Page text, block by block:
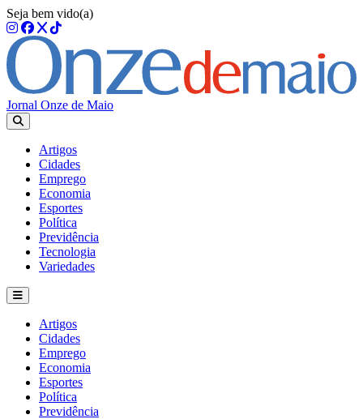
Seja bem vido(a)
Jornal Onze de Maio
Artigos
Cidades
Emprego
Economia
Esportes
Política
Previdência
Tecnologia
Variedades
Artigos
Cidades
Emprego
Economia
Esportes
Política
Previdência